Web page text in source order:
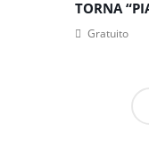
TORNA
Gratuito